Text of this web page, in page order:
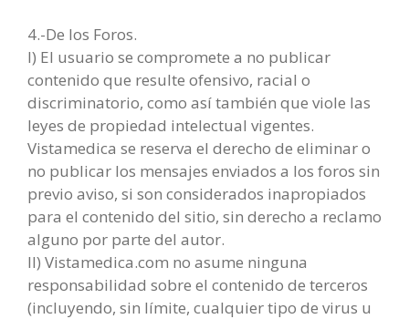
4.-De los Foros.
I) El usuario se compromete a no publicar
contenido que resulte ofensivo, racial o
discriminatorio, como así también que viole las
leyes de propiedad intelectual vigentes.
Vistamedica se reserva el derecho de eliminar o
no publicar los mensajes enviados a los foros sin
previo aviso, si son considerados inapropiados
para el contenido del sitio, sin derecho a reclamo
alguno por parte del autor.
II) Vistamedica.com no asume ninguna
responsabilidad sobre el contenido de terceros
(incluyendo, sin límite, cualquier tipo de virus u